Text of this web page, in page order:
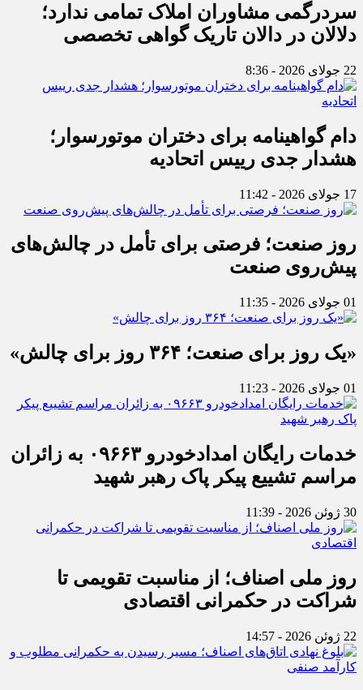
سردرگمی مشاوران املاک تمامی ندارد؛
دلالان در دالان تاریک گواهی تخصصی
22 جولای 2026 - 8:36
دام گواهینامه برای دختران موتورسوار؛
هشدار جدی رییس اتحادیه
17 جولای 2026 - 11:42
روز صنعت؛ فرصتی برای تأمل در چالش‌های
پیش‌روی صنعت
01 جولای 2026 - 11:35
«یک روز برای صنعت؛ ۳۶۴ روز برای چالش»
01 جولای 2026 - 11:23
خدمات رایگان امدادخودرو ۰۹۶۶۳ به زائران
مراسم تشییع پیکر پاک رهبر شهید
30 ژوئن 2026 - 11:39
روز ملی اصناف؛ از مناسبت تقویمی تا
شراکت در حکمرانی اقتصادی
22 ژوئن 2026 - 14:57